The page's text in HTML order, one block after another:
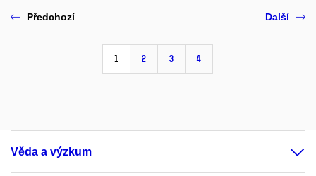
Předchozí
1 2 3 4
Další
Věda a výzkum